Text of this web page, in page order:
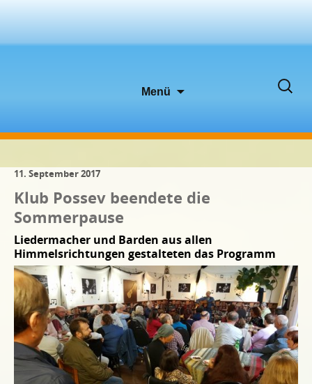
Menü
Suchen
11. September 2017
Klub Possev beendete die
Sommerpause
Liedermacher und Barden aus allen
Himmelsrichtungen gestalteten das Programm